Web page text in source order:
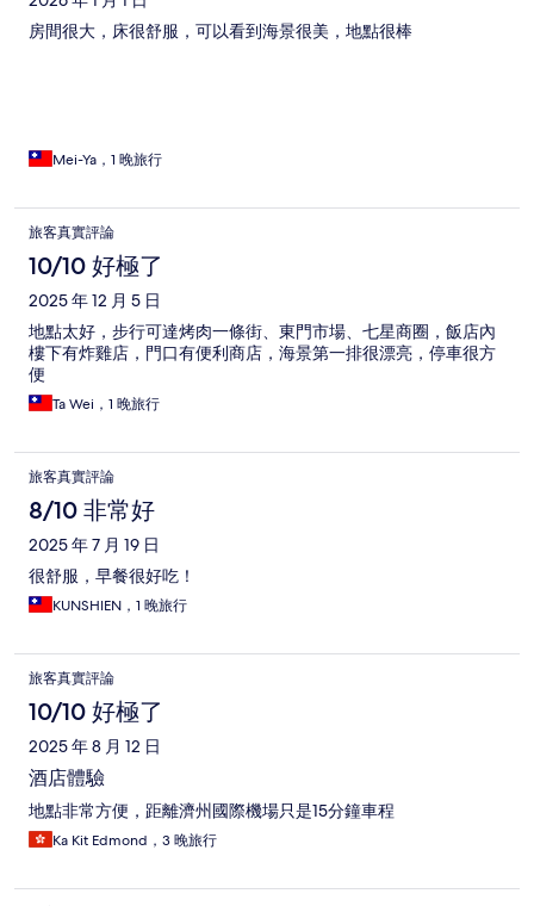
房間很大，床很舒服，可以看到海景很美，地點很棒
Mei-Ya，1 晚旅行
旅客真實評論
10/10 好極了
2025 年 12 月 5 日
地點太好，步行可達烤肉一條街、東門市場、七星商圈，飯店內
樓下有炸雞店，門口有便利商店，海景第一排很漂亮，停車很方
便
Ta Wei，1 晚旅行
旅客真實評論
8/10 非常好
2025 年 7 月 19 日
很舒服，早餐很好吃！
KUNSHIEN，1 晚旅行
旅客真實評論
10/10 好極了
2025 年 8 月 12 日
酒店體驗
地點非常方便，距離濟州國際機場只是15分鐘車程
Ka Kit Edmond，3 晚旅行